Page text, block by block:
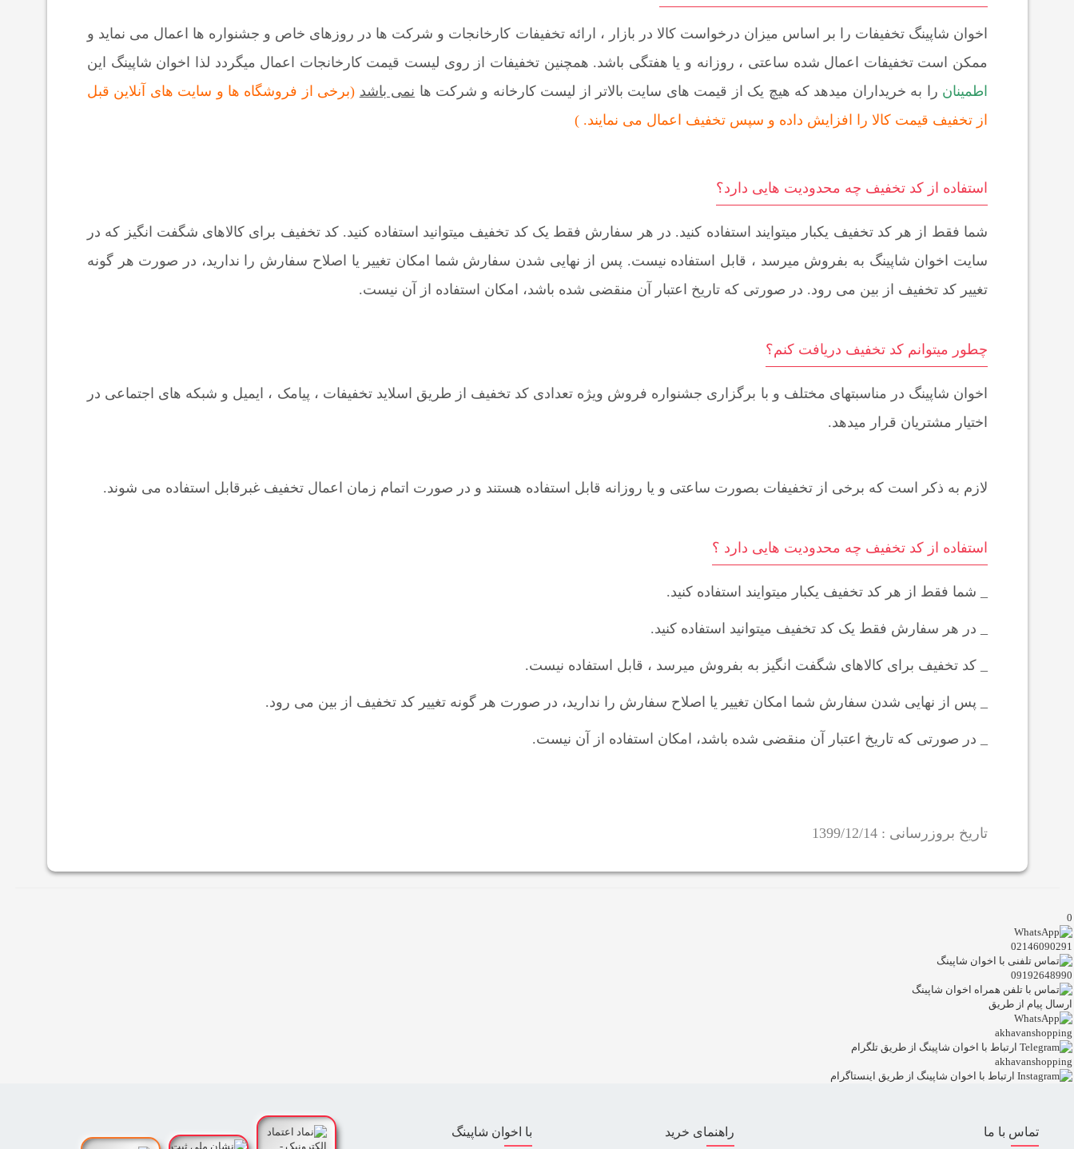
اخوان شاپینگ تخفیفات را بر اساس میزان درخواست کالا در بازار ، ارائه تخفیفات کارخانجات و شرکت ها در روزهای خاص و جشنواره ها اعمال می نماید و
ممکن است تخفیفات اعمال شده ساعتی ، روزانه و یا هفتگی باشد. همچنین تخفیفات از روی لیست قیمت کارخانجات اعمال میگردد لذا اخوان شاپینگ این
اطمینان را به خریداران میدهد که هیچ یک از قیمت های سایت بالاتر از لیست کارخانه و شرکت ها نمی باشد (برخی از فروشگاه ها و سایت های آنلاین قبل
از تخفیف قیمت کالا را افزایش داده و سپس تخفیف اعمال می نمایند. )
استفاده از کد تخفیف چه محدودیت هایی دارد؟
شما فقط از هر کد تخفیف یکبار میتوایند استفاده کنید. در هر سفارش فقط یک کد تخفیف میتوانید استفاده کنید. کد تخفیف برای کالاهای شگفت انگیز که در
سایت اخوان شاپینگ به بفروش میرسد ، قابل استفاده نیست. پس از نهایی شدن سفارش شما امکان تغییر یا اصلاح سفارش را ندارید، در صورت هر گونه
تغییر کد تخفیف از بین می رود. در صورتی که تاریخ اعتبار آن منقضی شده باشد، امکان استفاده از آن نیست.
چطور میتوانم کد تخفیف دریافت کنم؟
اخوان شاپینگ در مناسبتهای مختلف و با برگزاری جشنواره فروش ویژه تعدادی کد تخفیف از طریق اسلاید تخفیفات ، پیامک ، ایمیل و شبکه های اجتماعی در
اختیار مشتریان قرار میدهد.
لازم به ذکر است که برخی از تخفیفات بصورت ساعتی و یا روزانه قابل استفاده هستند و در صورت اتمام زمان اعمال تخفیف غبرقابل استفاده می شوند.
استفاده از کد تخفیف چه محدودیت هایی دارد ؟
_ شما فقط از هر کد تخفیف یکبار میتوایند استفاده کنید.
_ در هر سفارش فقط یک کد تخفیف میتوانید استفاده کنید.
_ کد تخفیف برای کالاهای شگفت انگیز به بفروش میرسد ، قابل استفاده نیست.
_ پس از نهایی شدن سفارش شما امکان تغییر یا اصلاح سفارش را ندارید، در صورت هر گونه تغییر کد تخفیف از بین می رود.
_ در صورتی که تاریخ اعتبار آن منقضی شده باشد، امکان استفاده از آن نیست.
تاریخ بروزرسانی : 1399/12/14
0
02146090291
09192648990
ارسال پیام از طریق
akhavanshopping
akhavanshopping
تماس با ما راهنمای خرید با اخوان شاپینگ